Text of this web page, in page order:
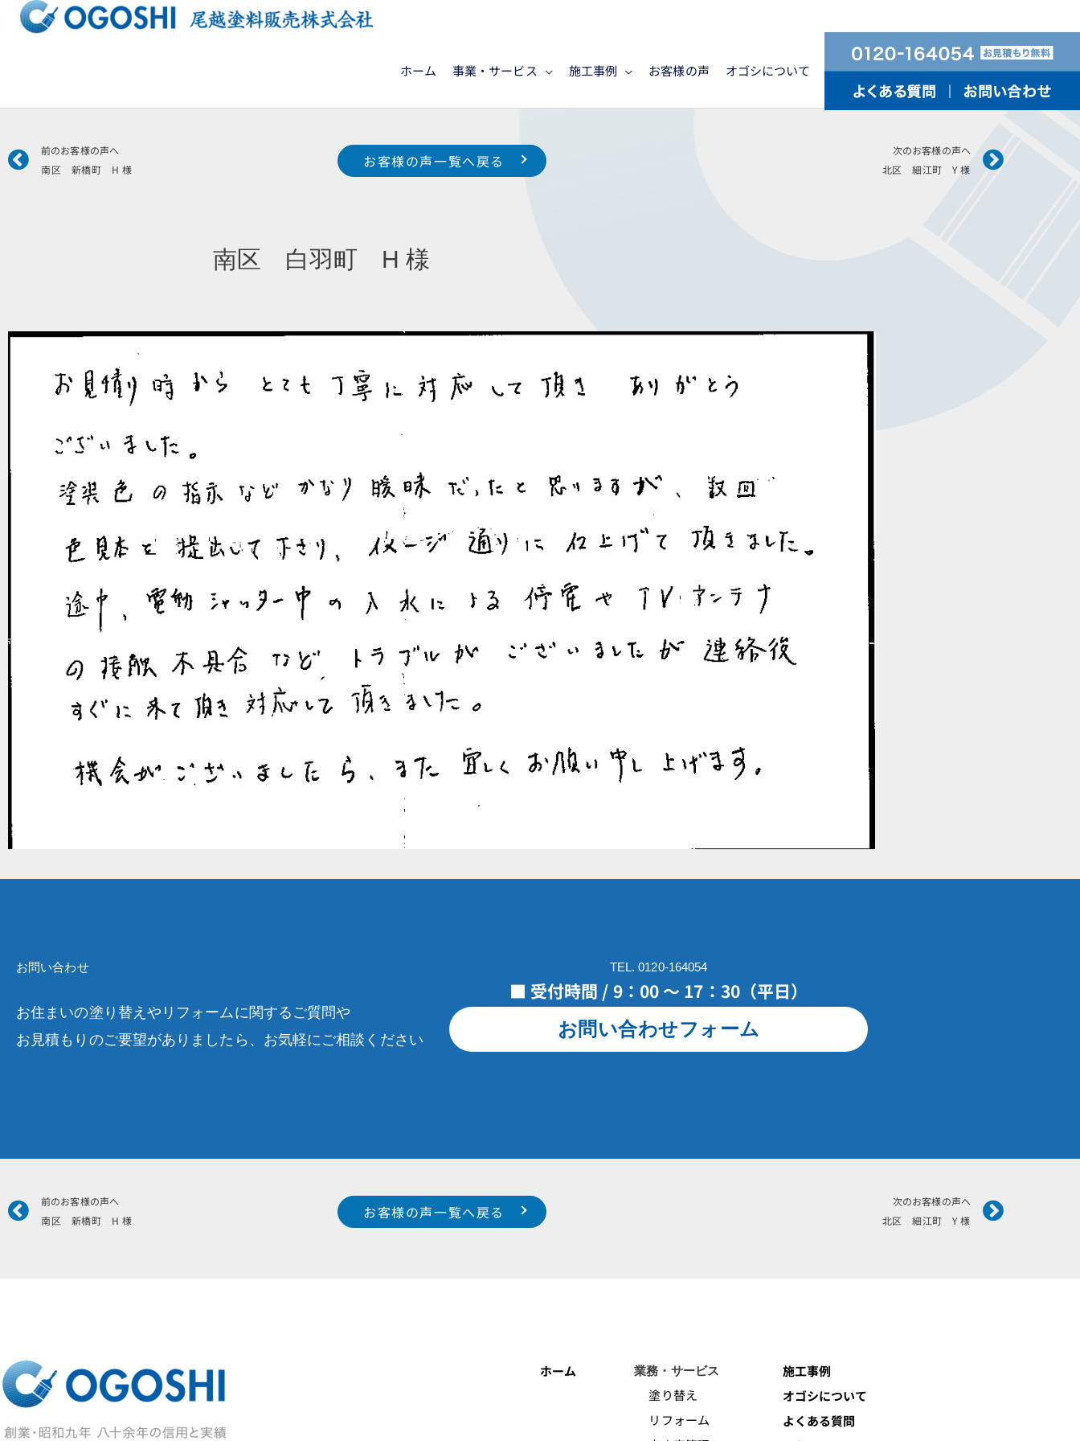
ッ
ホーム 事業・サービス 施工事例 お客様の声 オゴシについて
Prev
前のお客様の声へ
南区 新橋町 H 様
次のお客様の声へ
北区 細江町 Y 様
Next
お客様の声一覧へ戻る
南区 白羽町 H 様
お問い合わせ
お住まいの塗り替えやリフォームに関するご質問や
お見積もりのご要望がありましたら、お気軽にご相談ください
TEL. 0120-164054
■ 受付時間 / 9：00 ～ 17：30（平日）
お問い合わせフォーム
Prev
前のお客様の声へ
南区 新橋町 H 様
次のお客様の声へ
北区 細江町 Y 様
Next
お客様の声一覧へ戻る
ホーム 業務・サービス
塗り替え
リフォーム
施工事例
オゴシについて
よくある質問